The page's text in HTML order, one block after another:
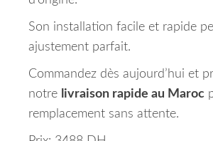
Son installation facile et rapide
ajustement parfait.
Commandez dès aujourd’hui et
notre livraison rapide au Maroc
remplacement sans attente.